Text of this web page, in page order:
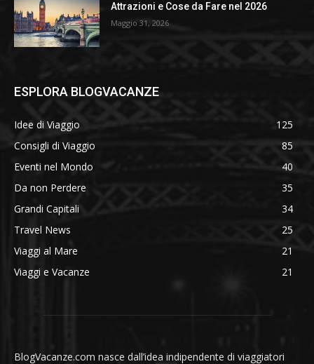
Attrazioni e Cose da Fare nel 2026
Maggio 31, 2026
ESPLORA BLOGVACANZE
Idee di Viaggio
125
Consigli di Viaggio
85
Eventi nel Mondo
40
Da non Perdere
35
Grandi Capitali
34
Travel News
25
Viaggi al Mare
21
Viaggi e Vacanze
21
BlogVacanze.com nasce dall’idea indipendente di viaggiatori